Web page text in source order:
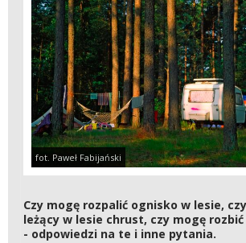
fot. Paweł Fabijański
Czy mogę rozpalić ognisko w lesie,
leżący w lesie chrust, czy mogę
- odpowiedzi na te i inne pytania.